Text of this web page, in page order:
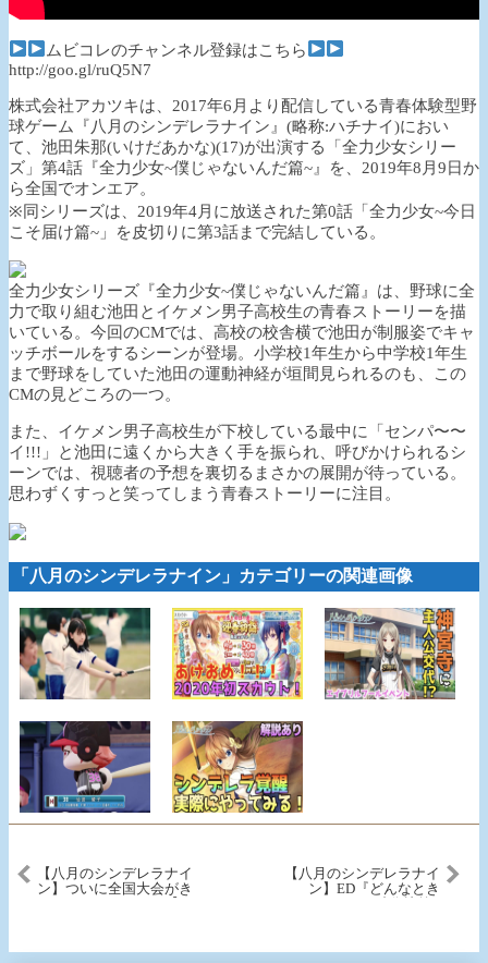
ムビコレのチャンネル登録はこちら
http://goo.gl/ruQ5N7
株式会社アカツキは、2017年6月より配信している青春体験型野
球ゲーム『八月のシンデレラナイン』(略称:ハチナイ)におい
て、池田朱那(いけだあかな)(17)が出演する「全力少女シリー
ズ」第4話『全力少女~僕じゃないんだ篇~』を、2019年8月9日か
ら全国でオンエア。
※同シリーズは、2019年4月に放送された第0話「全力少女~今日
こそ届け篇~」を皮切りに第3話まで完結している。
全力少女シリーズ『全力少女~僕じゃないんだ篇』は、野球に全
力で取り組む池田とイケメン男子高校生の青春ストーリーを描
いている。今回のCMでは、高校の校舎横で池田が制服姿でキャ
ッチボールをするシーンが登場。小学校1年生から中学校1年生
まで野球をしていた池田の運動神経が垣間見られるのも、この
CMの見どころの一つ。
また、イケメン男子高校生が下校している最中に「センパ〜〜
イ!!!」と池田に遠くから大きく手を振られ、呼びかけられるシ
ーンでは、視聴者の予想を裏切るまさかの展開が待っている。
思わずくすっと笑ってしまう青春ストーリーに注目。
「八月のシンデレラナイン」カテゴリーの関連画像
【八月のシンデレラナイ
ン】ついに全国大会がき
【八月のシンデレラナイ
ン】ED『どんなとき